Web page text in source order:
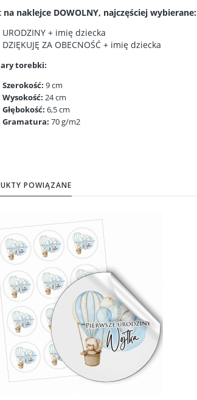
na naklejce DOWOLNY, najczęściej wybierane:
URODZINY + imię dziecka
DZIĘKUJĘ ZA OBECNOŚĆ + imię dziecka
torebki:
Szerokość: 9 cm
Wysokość: 24 cm
Głębokość: 6,5 cm
Gramatura: 70 g/m2
POWIĄZANE